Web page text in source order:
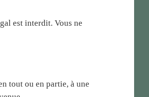
est interdit. Vous ne
tout ou en partie, à une